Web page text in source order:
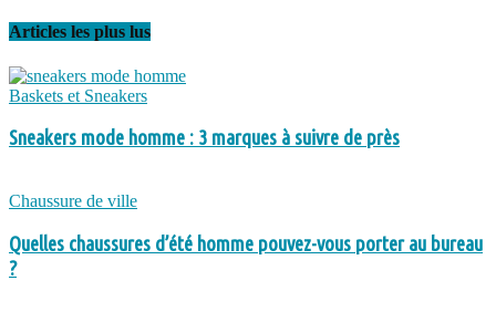
Articles les plus lus
Baskets et Sneakers
Sneakers mode homme : 3 marques à suivre de près
Chaussure de ville
Quelles chaussures d’été homme pouvez-vous porter au bureau
?